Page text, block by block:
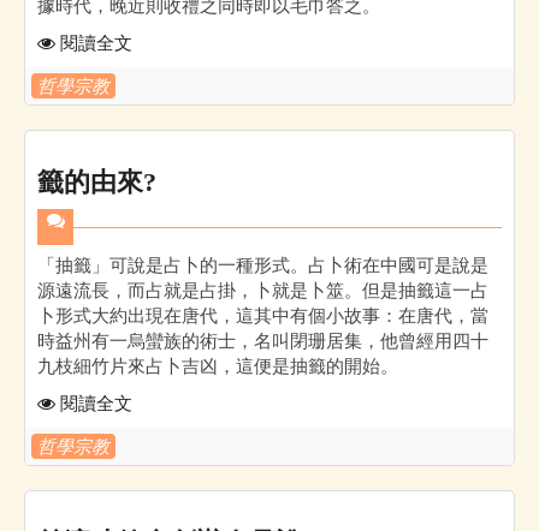
據時代，晚近則收禮之同時即以毛巾答之。
閱讀全文
哲學宗教
籤的由來?
「抽籤」可說是占卜的一種形式。占卜術在中國可是說是
源遠流長，而占就是占掛，卜就是卜筮。但是抽籤這一占
卜形式大約出現在唐代，這其中有個小故事：在唐代，當
時益州有一烏蠻族的術士，名叫閉珊居集，他曾經用四十
九枝細竹片來占卜吉凶，這便是抽籤的開始。
閱讀全文
哲學宗教